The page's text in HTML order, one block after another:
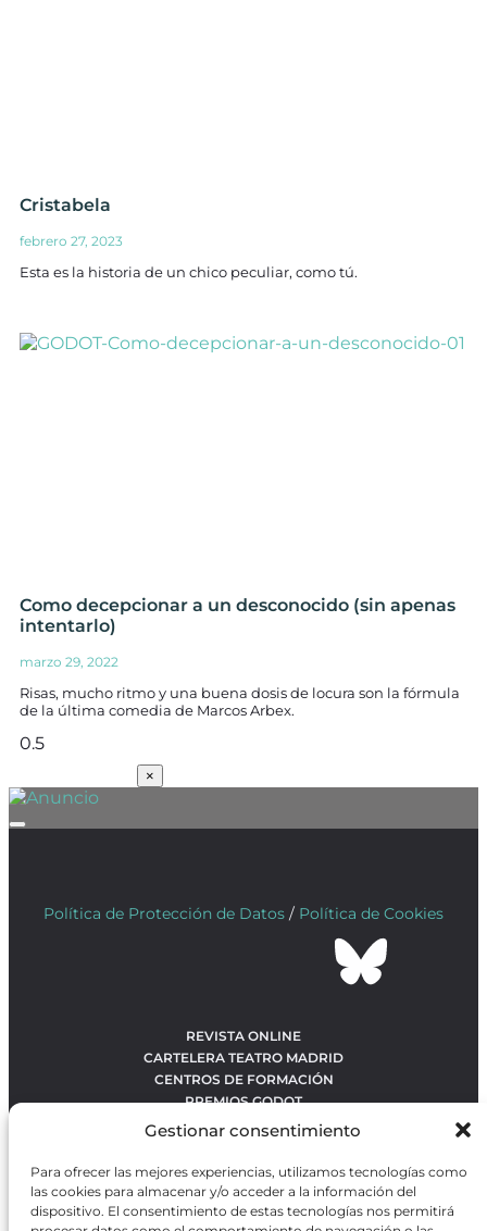
Gestionar consentimiento
Para ofrecer las mejores experiencias, utilizamos tecnologías como
las cookies para almacenar y/o acceder a la información del
dispositivo. El consentimiento de estas tecnologías nos permitirá
Cristabela
febrero 27, 2023
Esta es la historia de un chico peculiar, como tú.
Como decepcionar a un desconocido (sin apenas
intentarlo)
marzo 29, 2022
Risas, mucho ritmo y una buena dosis de locura son la fórmula
de la última comedia de Marcos Arbex.
×
Política de Protección de Datos / Política de Cookies
REVISTA ONLINE
CARTELERA TEATRO MADRID
CENTROS DE FORMACIÓN
PREMIOS GODOT
CONTACTO
OBRAS MÁS VOTADAS
RANKING MEJORES OBRAS